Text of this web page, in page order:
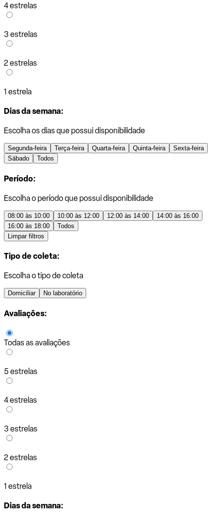
4 estrelas
3 estrelas
2 estrelas
1 estrela
Dias da semana:
Escolha os dias que possui disponibilidade
Segunda-feira Terça-feira Quarta-feira Quinta-feira
Sexta-feira
Sábado
Todos
Período:
Escolha o período que possui disponibilidade
08:00 às 10:00 10:00 às 12:00 12:00 às 14:00
14:00 às 16:00
16:00 às 18:00
Todos
Limpar filtros
Tipo de coleta:
Escolha o tipo de coleta
Domiciliar No laboratório
Avaliações:
Todas as avaliações
5 estrelas
4 estrelas
3 estrelas
2 estrelas
1 estrela
Dias da semana: